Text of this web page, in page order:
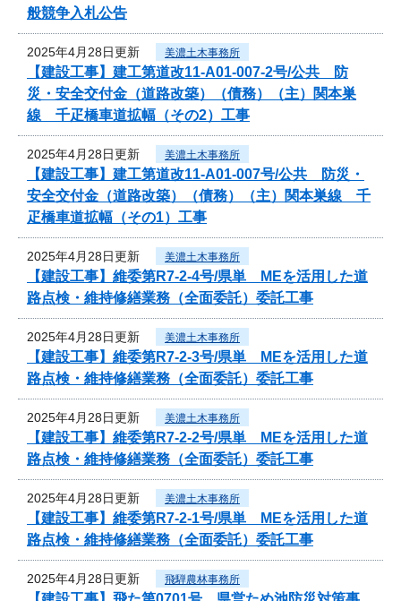
般競争入札公告
2025年4月28日更新 美濃土木事務所
【建設工事】建工第道改11-A01-007-2号/公共 防
災・安全交付金（道路改築）（債務）（主）関本巣
線 千疋橋車道拡幅（その2）工事
2025年4月28日更新 美濃土木事務所
【建設工事】建工第道改11-A01-007号/公共 防災・
安全交付金（道路改築）（債務）（主）関本巣線 千
疋橋車道拡幅（その1）工事
2025年4月28日更新 美濃土木事務所
【建設工事】維委第R7-2-4号/県単 MEを活用した道
路点検・維持修繕業務（全面委託）委託工事
2025年4月28日更新 美濃土木事務所
【建設工事】維委第R7-2-3号/県単 MEを活用した道
路点検・維持修繕業務（全面委託）委託工事
2025年4月28日更新 美濃土木事務所
【建設工事】維委第R7-2-2号/県単 MEを活用した道
路点検・維持修繕業務（全面委託）委託工事
2025年4月28日更新 美濃土木事務所
【建設工事】維委第R7-2-1号/県単 MEを活用した道
路点検・維持修繕業務（全面委託）委託工事
2025年4月28日更新 飛騨農林事務所